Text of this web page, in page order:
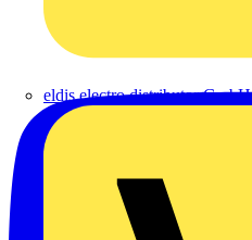
eldis electro distributor GmbH